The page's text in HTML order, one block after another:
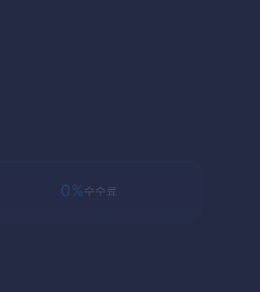
0%수수료